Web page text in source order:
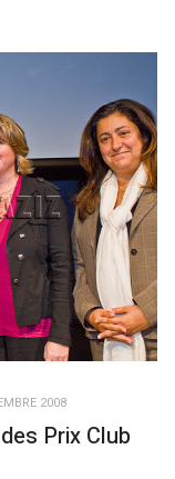
2008
Prix Club